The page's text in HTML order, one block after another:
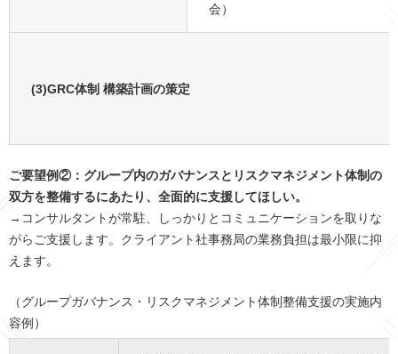
会）
(3)GRC体制 構築計画の策定
ご要望例②：グループ内のガバナンスとリスクマネジメント体制の
双方を整備するにあたり、全面的に支援してほしい。
→コンサルタントが常駐、しっかりとコミュニケーションを取りな
がらご支援します。クライアント社事務局の業務負担は最小限に抑
えます。
（グループガバナンス・リスクマネジメント体制整備支援の実施内
容例）